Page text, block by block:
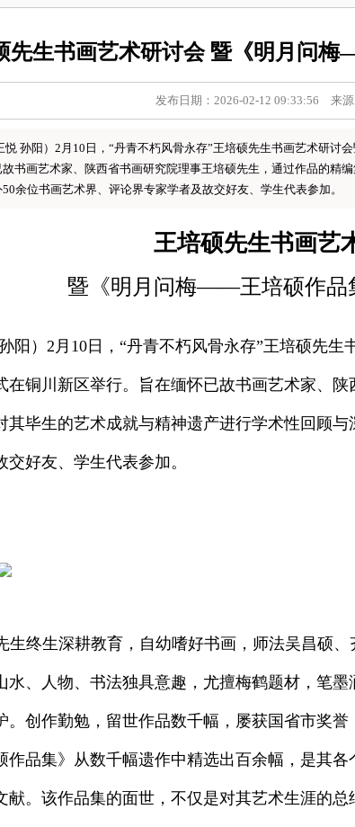
先生书画艺术研讨会 暨《明月问
发布日期：2026-02-12 09:33:56 来
悦 孙阳）2月10日，“丹青不朽风骨永存”王培硕先生书画艺术研
书画艺术家、陕西省书画研究院理事王培硕先生，通过作品的精
余位书画艺术界、评论界专家学者及故交好友、学生代表参加。
王培硕先生书画艺
暨《明月问梅——王培硕作品
阳） 2 月 10 日，“丹青不朽风骨永存”王培硕先
在铜川新区举行。旨在缅怀已故书画艺术家、陕
其毕生的艺术成就与精神遗产进行学术性回顾与
交好友、学生代表参加。
生终生深耕教育，自幼嗜好书画，师法吴昌硕
水、人物、书法独具意趣，尤擅梅鹤题材，笔
。创作勤勉，留世作品数千幅，屡获国省市奖
品集》从数千幅遗作中精选出百余幅，是其各
献。该作品集的面世，不仅是对其艺术生涯的